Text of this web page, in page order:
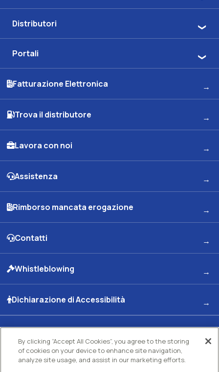
Distributori
Portali
Fatturazione Elettronica
Trova il distributore
Lavora con noi
Assistenza
Rimborso mancata erogazione
Contatti
Whistleblowing
Dichiarazione di Accessibilità
Kuwait Petroleum Italia S.p.A
Sede legale e Uffici: Viale dell'Oceano Indiano 13 00144 - ROMA
Partita Iva 00891951006 C.F. 00435970587 C.S. Euro 130.000.000 int. vers. R.E.A di
By clicking “Accept All Cookies”, you agree to the storing
of cookies on your device to enhance site navigation,
analyze site usage, and assist in our marketing efforts.